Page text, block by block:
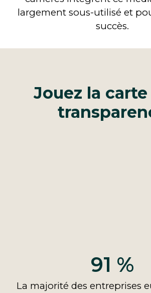
largement sous-utilisé et
succès.
Jouez la carte
91 %
La majorité des entreprises